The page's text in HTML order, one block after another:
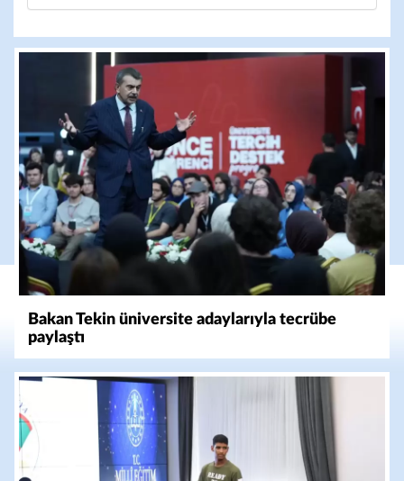
Bakan Tekin üniversite adaylarıyla tecrübe
paylaştı